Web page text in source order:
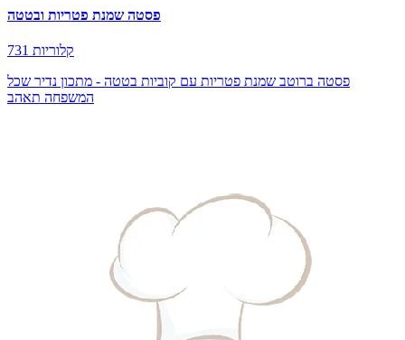
פסטה שמנת פטריות ובטטה
731 קלוריות
פסטה ברוטב שמנת פטריות עם קוביות בטטה - מתכון נדיר שכל
המשפחה תאהב